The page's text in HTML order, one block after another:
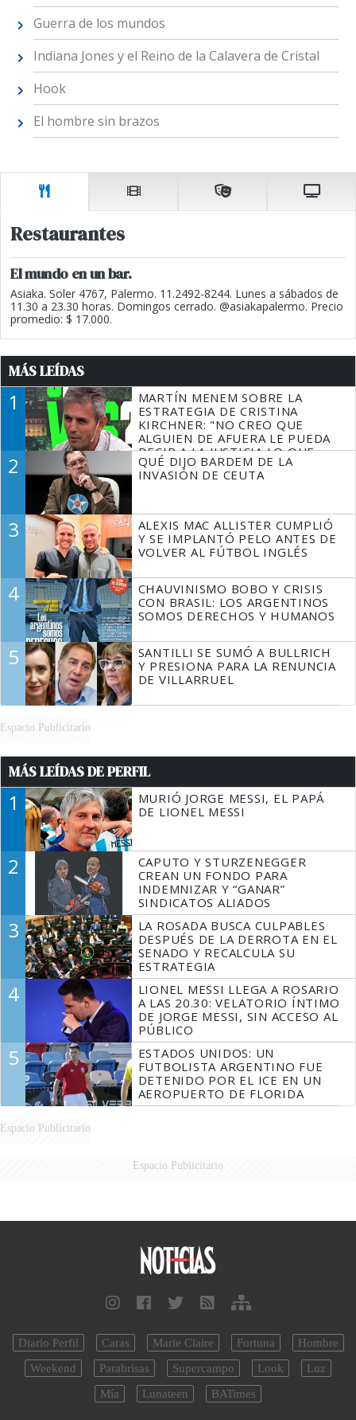
Guerra de los mundos
Indiana Jones y el Reino de la Calavera de Cristal
Hook
El hombre sin brazos
Restaurantes
El mundo en un bar.
Asiaka. Soler 4767, Palermo. 11.2492-8244. Lunes a sábados de
11.30 a 23.30 horas. Domingos cerrado. @asiakapalermo. Precio
promedio: $ 17.000.
MÁS LEÍDAS
1
MARTÍN MENEM SOBRE LA
ESTRATEGIA DE CRISTINA
KIRCHNER: "NO CREO QUE
ALGUIEN DE AFUERA LE PUEDA
DECIR A LA JUSTICIA LO QUE
TIENE QUE HACER"
2
QUÉ DIJO BARDEM DE LA
INVASIÓN DE CEUTA
3
ALEXIS MAC ALLISTER CUMPLIÓ
Y SE IMPLANTÓ PELO ANTES DE
VOLVER AL FÚTBOL INGLÉS
4
CHAUVINISMO BOBO Y CRISIS
CON BRASIL: LOS ARGENTINOS
SOMOS DERECHOS Y HUMANOS
5
SANTILLI SE SUMÓ A BULLRICH
Y PRESIONA PARA LA RENUNCIA
DE VILLARRUEL
Espacio Publicitario
MÁS LEÍDAS DE PERFIL
1
MURIÓ JORGE MESSI, EL PAPÁ
DE LIONEL MESSI
2
CAPUTO Y STURZENEGGER
CREAN UN FONDO PARA
INDEMNIZAR Y “GANAR”
SINDICATOS ALIADOS
3
LA ROSADA BUSCA CULPABLES
DESPUÉS DE LA DERROTA EN EL
SENADO Y RECALCULA SU
ESTRATEGIA
4
LIONEL MESSI LLEGA A ROSARIO
A LAS 20.30: VELATORIO ÍNTIMO
DE JORGE MESSI, SIN ACCESO AL
PÚBLICO
5
ESTADOS UNIDOS: UN
FUTBOLISTA ARGENTINO FUE
DETENIDO POR EL ICE EN UN
AEROPUERTO DE FLORIDA
Espacio Publicitario
Espacio Publicitario
Diario Perfil Caras Marie Claire Fortuna
Hombre
Weekend
Parabrisas Supercampo Look
Luz
Mía
Lunateen BATimes